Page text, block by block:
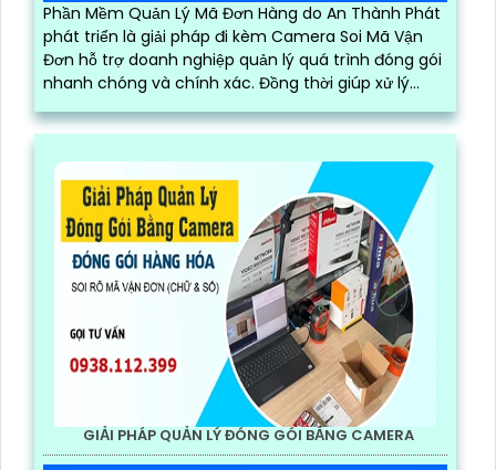
Phần Mềm Quản Lý Mã Đơn Hàng do An Thành Phát
phát triển là giải pháp đi kèm Camera Soi Mã Vận
Đơn hỗ trợ doanh nghiệp quản lý quá trình đóng gói
nhanh chóng và chính xác. Đồng thời giúp xử lý
trình đóng hàng của nhân viên phần mềm hoạt
ipad, laptop, máy tính đáp ứng nhu cầu quản lý linh
hoạt mọi lúc mọi nơi
GIẢI PHÁP QUẢN LÝ ĐÓNG GÓI BẰNG CAMERA